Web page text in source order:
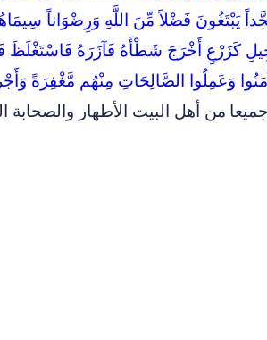
يَبْتَغُونَ فَضْلاً مِّنَ اللَّهِ وَرِضْوَاناً
كَزَرْعٍ أَخْرَجَ شَطْأَهُ فَآزَرَهُ
وَعَمِلُوا الصَّالِحَاتِ مِنْهُم مَّغْفِرَةً
من أهل البيت الأطهار والصحابة